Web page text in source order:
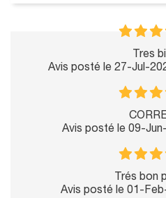
Tres
Avis posté le 27-Jul-
Avis posté le 09-
Trés bon
Avis posté le 01-